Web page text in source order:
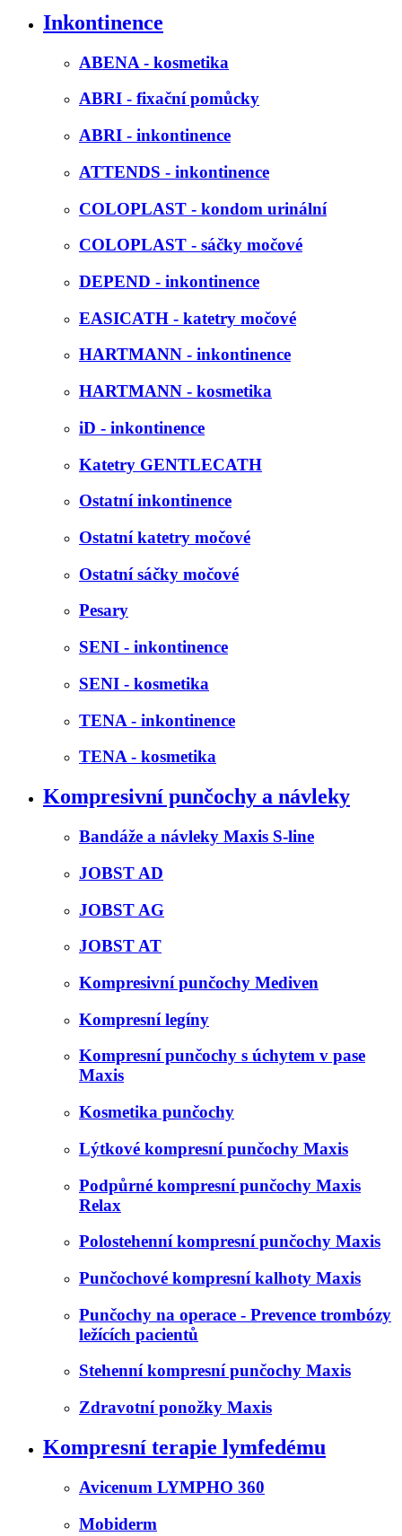
Inkontinence
ABENA - kosmetika
ABRI - fixační pomůcky
ABRI - inkontinence
ATTENDS - inkontinence
COLOPLAST - kondom urinální
COLOPLAST - sáčky močové
DEPEND - inkontinence
EASICATH - katetry močové
HARTMANN - inkontinence
HARTMANN - kosmetika
iD - inkontinence
Katetry GENTLECATH
Ostatní inkontinence
Ostatní katetry močové
Ostatní sáčky močové
Pesary
SENI - inkontinence
SENI - kosmetika
TENA - inkontinence
TENA - kosmetika
Kompresivní punčochy a návleky
Bandáže a návleky Maxis S-line
JOBST AD
JOBST AG
JOBST AT
Kompresivní punčochy Mediven
Kompresní legíny
Kompresní punčochy s úchytem v pase
Maxis
Kosmetika punčochy
Lýtkové kompresní punčochy Maxis
Podpůrné kompresní punčochy Maxis
Relax
Polostehenní kompresní punčochy Maxis
Punčochové kompresní kalhoty Maxis
Punčochy na operace - Prevence trombózy
ležících pacientů
Stehenní kompresní punčochy Maxis
Zdravotní ponožky Maxis
Kompresní terapie lymfedému
Avicenum LYMPHO 360
Mobiderm